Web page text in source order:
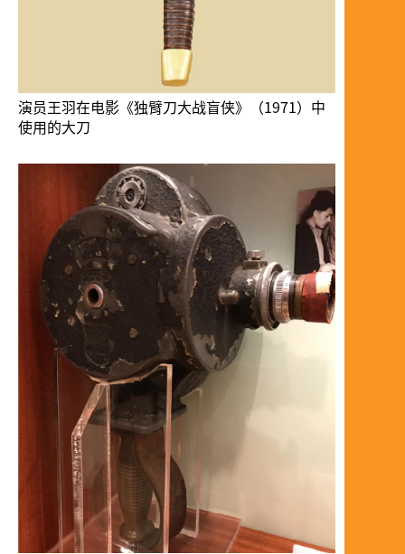
演员王羽在电影《独臂刀大战盲侠》（1971）中
使用的大刀